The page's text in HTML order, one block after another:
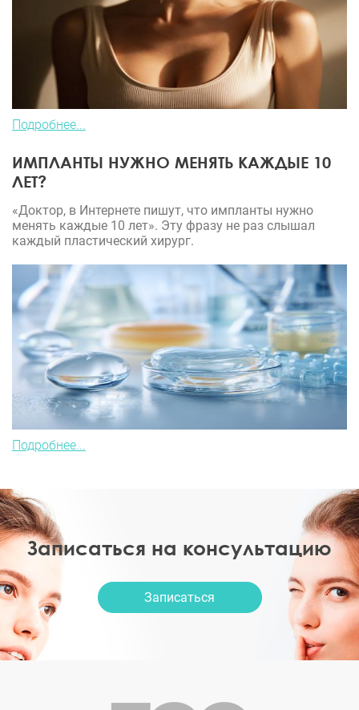
Подробнее...
ИМПЛАНТЫ НУЖНО МЕНЯТЬ КАЖДЫЕ 10
ЛЕТ?
«Доктор, в Интернете пишут, что импланты нужно
менять каждые 10 лет». Эту фразу не раз слышал
каждый пластический хирург.
Подробнее...
Записаться на консультацию
Записаться